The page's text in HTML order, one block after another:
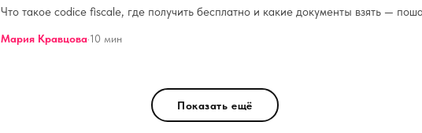
Что такое codice fiscale, где получить бесплатно и какие документы взять —
Мария Кравцова·10 мин
Показать ещё